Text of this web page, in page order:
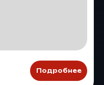
Подробнее